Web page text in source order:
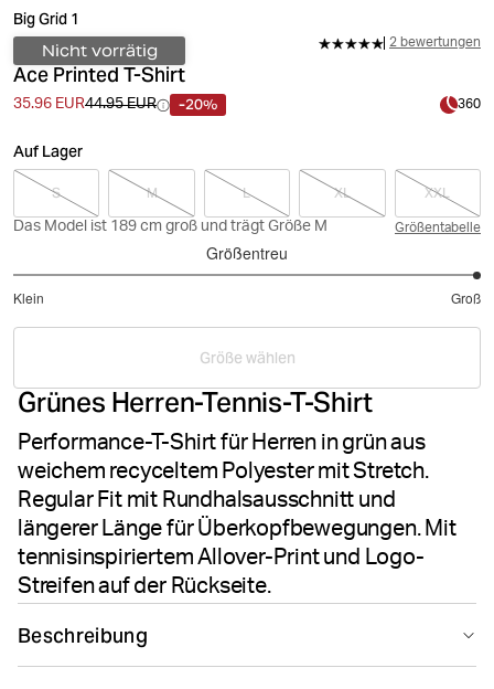
Big Grid 1
Nicht vorrätig
Ace Printed T-Shirt
2 bewertungen
35.96 EUR44.95 EUR -20% 360
Auf Lager
S M L XL XXL
Das Model ist 189 cm groß und trägt Größe M Größentabelle
Größentreu
Klein Groß
von
5
Bewertungen
Größe wählen
Grünes Herren-Tennis-T-Shirt
Performance-T-Shirt für Herren in grün aus
weichem recyceltem Polyester mit Stretch.
Regular Fit mit Rundhalsausschnitt und
längerer Länge für Überkopfbewegungen. Mit
tennisinspiriertem Allover-Print und Logo-
Streifen auf der Rückseite.
Beschreibung